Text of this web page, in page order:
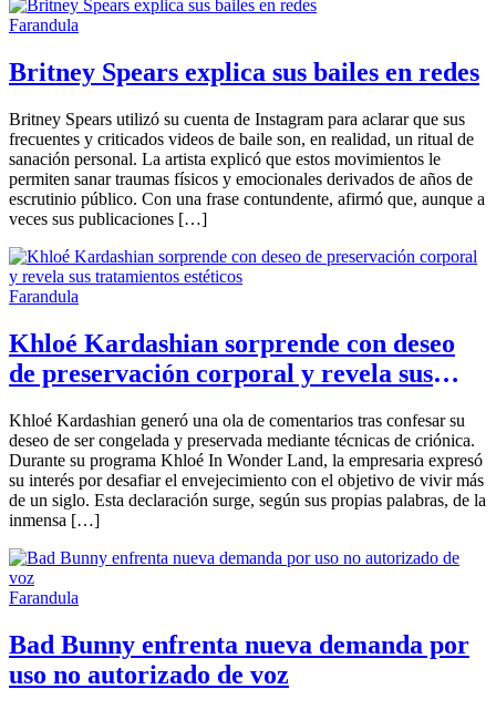
Farandula
Britney Spears explica sus bailes en redes
Britney Spears utilizó su cuenta de Instagram para aclarar que sus
frecuentes y criticados videos de baile son, en realidad, un ritual de
sanación personal. La artista explicó que estos movimientos le
permiten sanar traumas físicos y emocionales derivados de años de
escrutinio público. Con una frase contundente, afirmó que, aunque a
veces sus publicaciones […]
Farandula
Khloé Kardashian sorprende con deseo
de preservación corporal y revela sus
Khloé Kardashian generó una ola de comentarios tras confesar su
deseo de ser congelada y preservada mediante técnicas de criónica.
Durante su programa Khloé In Wonder Land, la empresaria expresó
su interés por desafiar el envejecimiento con el objetivo de vivir más
de un siglo. Esta declaración surge, según sus propias palabras, de la
inmensa […]
Farandula
Bad Bunny enfrenta nueva demanda por
uso no autorizado de voz